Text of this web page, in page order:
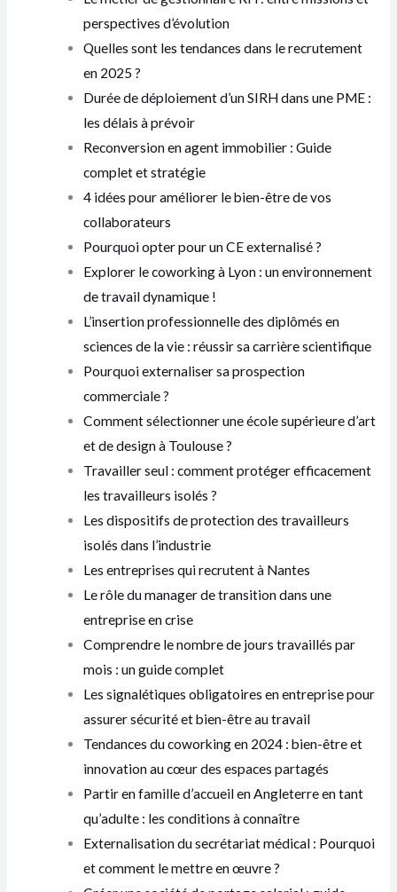
perspectives d’évolution
Quelles sont les tendances dans le recrutement
en 2025 ?
Durée de déploiement d’un SIRH dans une PME :
les délais à prévoir
Reconversion en agent immobilier : Guide
complet et stratégie
4 idées pour améliorer le bien-être de vos
collaborateurs
Pourquoi opter pour un CE externalisé ?
Explorer le coworking à Lyon : un environnement
de travail dynamique !
L’insertion professionnelle des diplômés en
sciences de la vie : réussir sa carrière scientifique
Pourquoi externaliser sa prospection
commerciale ?
Comment sélectionner une école supérieure d’art
et de design à Toulouse ?
Travailler seul : comment protéger efficacement
les travailleurs isolés ?
Les dispositifs de protection des travailleurs
isolés dans l’industrie
Les entreprises qui recrutent à Nantes
Le rôle du manager de transition dans une
entreprise en crise
Comprendre le nombre de jours travaillés par
mois : un guide complet
Les signalétiques obligatoires en entreprise pour
assurer sécurité et bien-être au travail
Tendances du coworking en 2024 : bien-être et
innovation au cœur des espaces partagés
Partir en famille d’accueil en Angleterre en tant
qu’adulte : les conditions à connaître
Externalisation du secrétariat médical : Pourquoi
et comment le mettre en œuvre ?